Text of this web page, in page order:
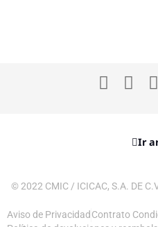
Ir
© 2022 CMIC / ICICAC, S.A. DE
Aviso de Privacidad Contrato